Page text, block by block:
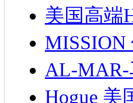
美国高端
MISSION
AL-MAR-
Hogue 美